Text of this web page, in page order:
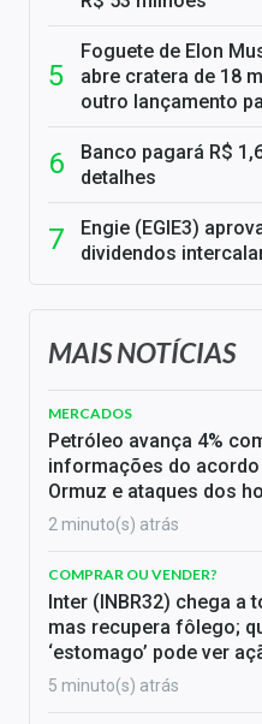
Foguete de Elon
abre cratera de 18
outro lançamento
Banco pagará R$
detalhes
Engie (EGIE3)
dividendos
MAIS NOTÍCIAS
MERCADOS
Petróleo avança 4%
informações do
Ormuz e ataques dos
2 minuto(s) atrás
COMPRAR OU VENDER?
Inter (INBR32) chega a
mas recupera fôlego;
‘estomago’ pode ver
5 minuto(s) atrás